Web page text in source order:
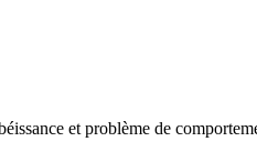
et problème de